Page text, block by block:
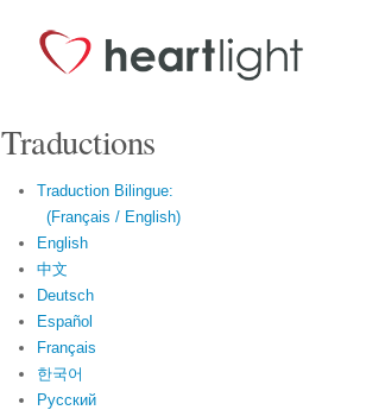
Traductions
Traduction Bilingue:
(Français / English)
English
中文
Deutsch
Español
Français
한국어
Русский